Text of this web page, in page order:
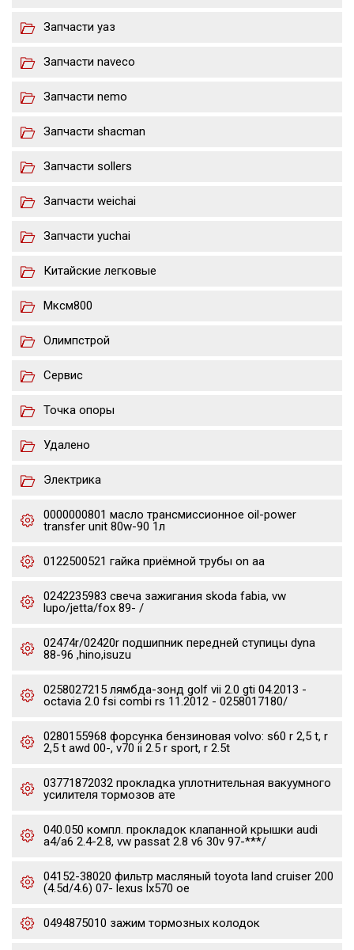
Запчасти уаз
Запчасти naveco
Запчасти nemo
Запчасти shacman
Запчасти sollers
Запчасти weichai
Запчасти yuchai
Китайские легковые
Мксм800
Олимпстрой
Сервис
Точка опоры
Удалено
Электрика
0000000801 масло трансмиссионное oil-power
transfer unit 80w-90 1л
0122500521 гайка приёмной трубы on aa
0242235983 свеча зажигания skoda fabia, vw
lupo/jetta/fox 89- /
02474r/02420r подшипник передней ступицы dyna
88-96 ,hino,isuzu
0258027215 лямбда-зонд golf vii 2.0 gti 04.2013 -
octavia 2.0 fsi combi rs 11.2012 - 0258017180/
0280155968 форсунка бензиновая volvo: s60 r 2,5 t, r
2,5 t awd 00-, v70 ii 2.5 r sport, r 2.5t
03771872032 прокладка уплотнительная вакуумного
усилителя тормозов ате
040.050 компл. прокладок клапанной крышки audi
a4/a6 2.4-2.8, vw passat 2.8 v6 30v 97-***/
04152-38020 фильтр масляный toyota land cruiser 200
(4.5d/4.6) 07- lexus lx570 oe
0494875010 зажим тормозных колодок